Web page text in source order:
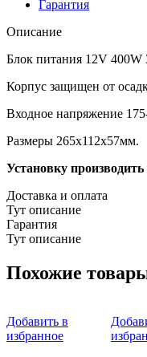
Гарантия
Описание
Блок питания 12V 400W
Корпус защищен от
Входное напряжение
Размеры 265x112x57мм.
Установку
Доставка и оплата
Тут описание
Гарантия
Тут описание
Похожие
Добавить в
избранное